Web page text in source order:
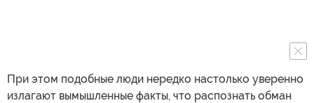
При этом подобные люди нередко настолько уверенно
излагают вымышленные факты, что распознать обман